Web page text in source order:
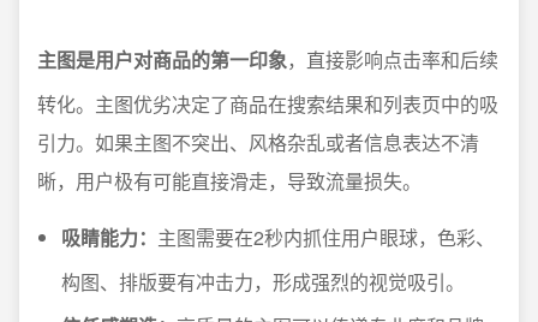
主图是用户对商品的第一印象，直接影响点击率和后续
转化。主图优劣决定了商品在搜索结果和列表页中的吸
引力。如果主图不突出、风格杂乱或者信息表达不清
晰，用户极有可能直接滑走，导致流量损失。
吸睛能力： 主图需要在2秒内抓住用户眼球，色彩、
构图、排版要有冲击力，形成强烈的视觉吸引。